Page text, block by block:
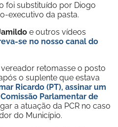
foi substituído por Diogo
executivo da pasta.
e outros vídeos
se no nosso canal do
retomasse o posto
o suplente que estava
Ricardo (PT), assinar um
Parlamentar de
a atuação da PCR no caso
do Município.